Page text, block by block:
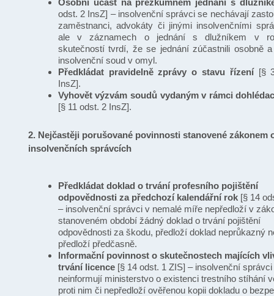
Osobní účast na přezkumném jednání s
odst. 2 InsZ] – insolvenční správci se nechávají
zaměstnanci, advokáty či jinými insolvenčními
ale v záznamech o jednání s dlužníkem v
skutečností tvrdí, že se jednání zúčastnili osobně
insolvenční soud v omyl.
Předkládat pravidelně zprávy o stavu řízení [§
InsZ].
Vyhovět výzvám soudů vydaným v rámci
[§ 11 odst. 2 InsZ].
2. Nejčastěji porušované povinnosti stanovené zákonem
insolvenčních správcích
Předkládat doklad o trvání profesního pojištění
odpovědnosti za předchozí kalendářní rok [§ 14
– insolvenční správci v nemalé míře nepředloží v
stanoveném období žádný doklad o trvání pojištění
odpovědnosti za škodu, předloží doklad neprůkazný
předloží předčasně.
Informační povinnost o skutečnostech majících
trvání licence [§ 14 odst. 1 ZIS] – insolvenční správci
neinformují ministerstvo o existenci trestního stíhání
proti nim či nepředloží ověřenou kopii dokladu o